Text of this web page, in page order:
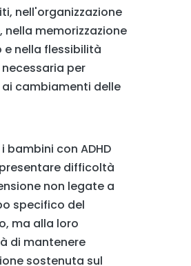
nell'organizzazione
nella memorizzazione
e nella flessibilità
per
cambiamenti delle
bambini con ADHD
difficoltà
non legate a
specifico del
ma alla loro
di mantenere
sostenuta sul